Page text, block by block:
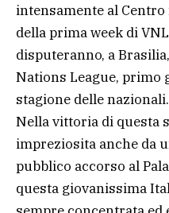
intensamente al
della prima week di
disputeranno, a
Nations League, primo
stagione delle nazionali.
Nella vittoria di questa
impreziosita anche da
pubblico accorso al
questa giovanissima